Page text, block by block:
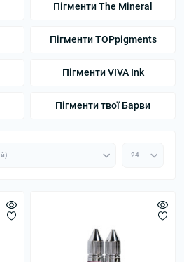
Пігменти The Mineral
Пігменти TOPpigments
Пігменти VIVA Ink
Пігменти твої Барви